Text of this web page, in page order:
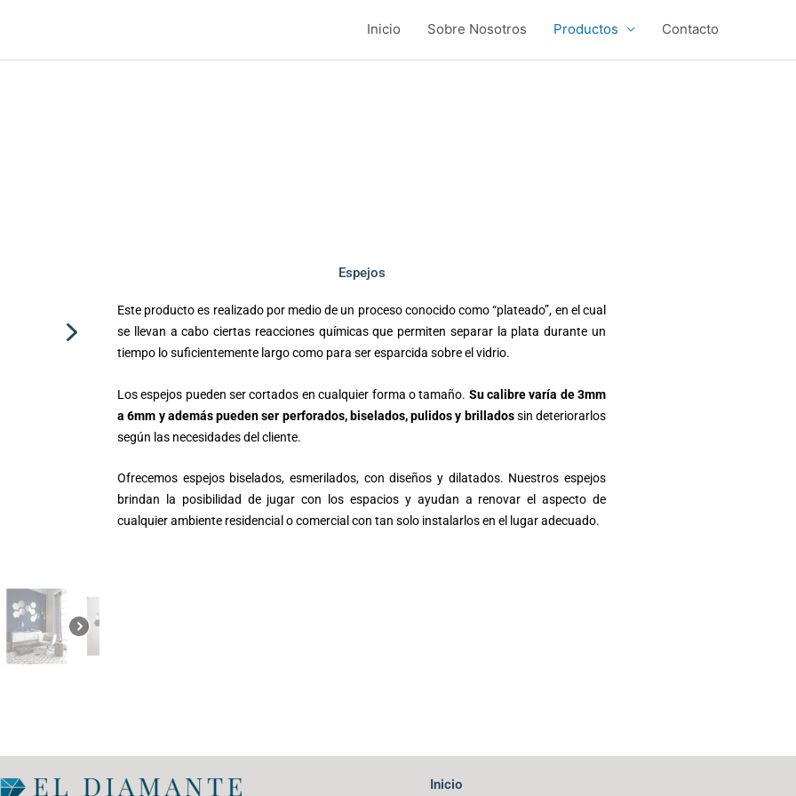
Inicio Sobre Nosotros Productos Contacto
Espejos
Este producto es realizado por medio de un proceso conocido como “plateado”, en el cual
se llevan a cabo ciertas reacciones químicas que permiten separar la plata durante un
tiempo lo suficientemente largo como para ser esparcida sobre el vidrio.
Los espejos pueden ser cortados en cualquier forma o tamaño. Su calibre varía de 3mm
a 6mm y además pueden ser perforados, biselados, pulidos y brilladossin deteriorarlos
según las necesidades del cliente.
Ofrecemos espejos biselados, esmerilados, con diseños y dilatados. Nuestros espejos
brindan la posibilidad de jugar con los espacios y ayudan a renovar el aspecto de
cualquier ambiente residencial o comercial con tan solo instalarlos en el lugar adecuado.
Inicio